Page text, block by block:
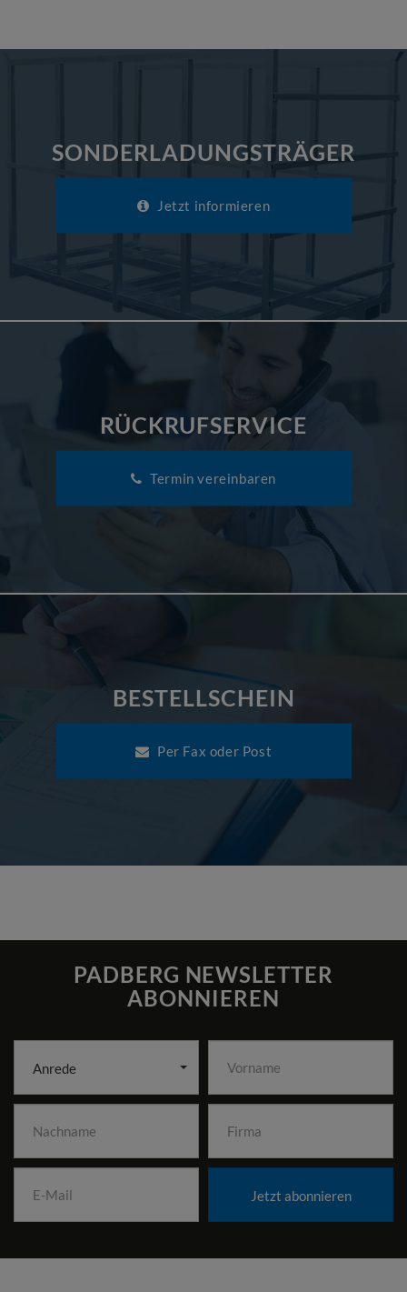
SONDERLADUNGSTRÄGER
Jetzt informieren
RÜCKRUFSERVICE
Termin vereinbaren
BESTELLSCHEIN
Per Fax oder Post
PADBERG NEWSLETTER
ABONNIEREN
Anrede
Jetzt abonnieren